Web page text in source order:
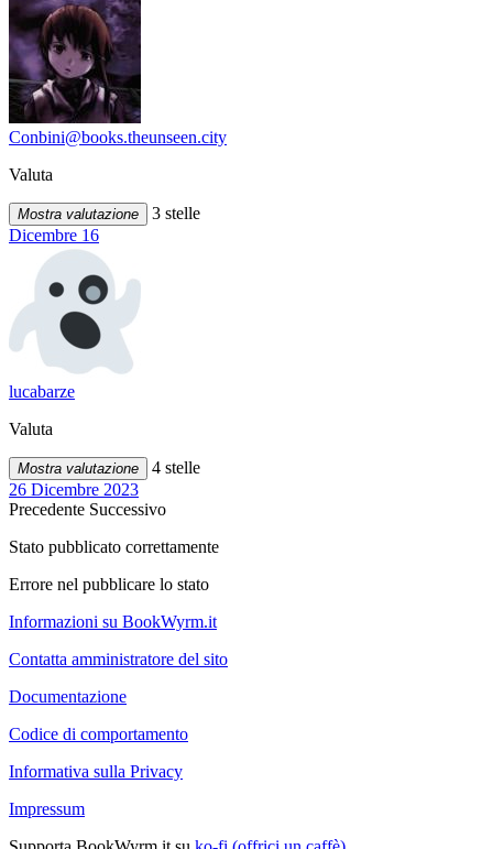
Conbini@books.theunseen.city
Valuta
Mostra valutazione
3 stelle
Dicembre 16
lucabarze
Valuta
Mostra valutazione
4 stelle
26 Dicembre 2023
Precedente Successivo
Stato pubblicato correttamente
Errore nel pubblicare lo stato
Informazioni su BookWyrm.it
Contatta amministratore del sito
Documentazione
Codice di comportamento
Informativa sulla Privacy
Impressum